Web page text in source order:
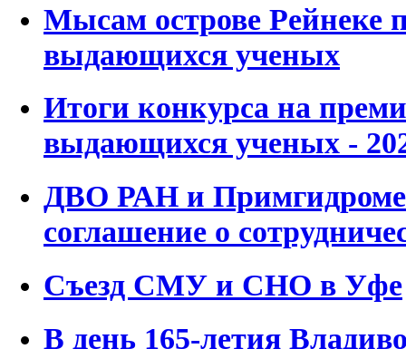
Мысам острове Рейнеке
выдающихся ученых
Итоги конкурса на
выдающихся ученых -
ДВО РАН и
соглашение о
Съезд СМУ и СНО в Уфе
В день 165-летия